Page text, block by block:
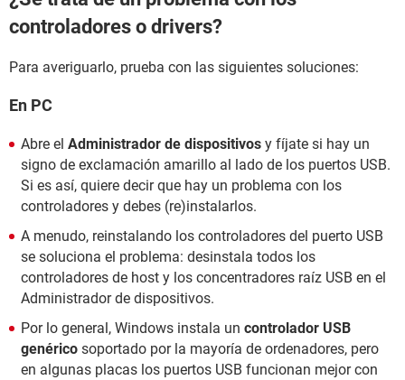
controladores o drivers?
Para averiguarlo, prueba con las siguientes soluciones:
En PC
Abre el Administrador de dispositivos y fíjate si hay un
signo de exclamación amarillo al lado de los puertos USB.
Si es así, quiere decir que hay un problema con los
controladores y debes (re)instalarlos.
A menudo, reinstalando los controladores del puerto USB
se soluciona el problema: desinstala todos los
controladores de host y los concentradores raíz USB en el
Administrador de dispositivos.
Por lo general, Windows instala un controlador USB
genérico soportado por la mayoría de ordenadores, pero
en algunas placas los puertos USB funcionan mejor con